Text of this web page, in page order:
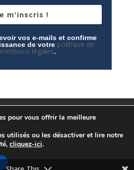
m'inscris !
vos e-mails et confirme
de votre politique de
mentions légales.
Politique de confidentialité
Agence CosiWeb
pour vous offrir la meilleure
utilisés ou les désactiver et lire notre
cliquez-ici.